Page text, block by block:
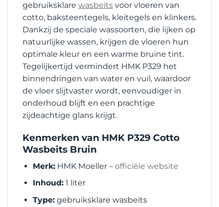
gebruiksklare wasbeits voor vloeren van
cotto, baksteentegels, kleitegels en klinkers.
Dankzij de speciale wassoorten, die lijken op
natuurlijke wassen, krijgen de vloeren hun
optimale kleur en een warme bruine tint.
Tegelijkertijd vermindert HMK P329 het
binnendringen van water en vuil, waardoor
de vloer slijtvaster wordt, eenvoudiger in
onderhoud blijft en een prachtige
zijdeachtige glans krijgt.
Kenmerken van HMK P329 Cotto
Wasbeits Bruin
Merk:HMK Moeller – officiële website
Inhoud:1 liter
Type:gebruiksklare wasbeits